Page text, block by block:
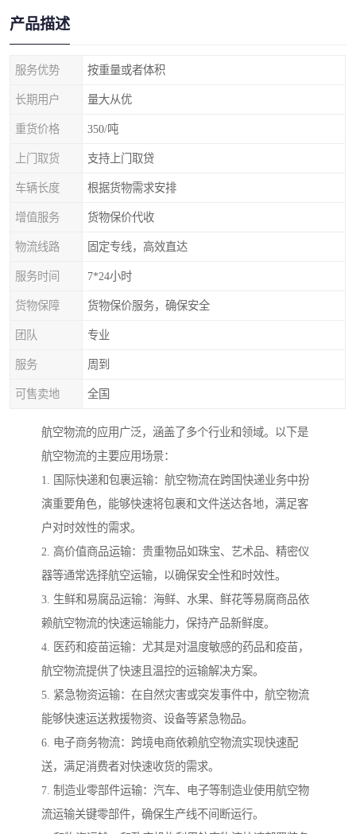
产品描述
服务优势 按重量或者体积
长期用户 量大从优
重货价格 350/吨
上门取货 支持上门取贷
车辆长度 根据货物需求安排
增值服务 货物保价代收
物流线路 固定专线，高效直达
服务时间 7*24小时
货物保障 货物保价服务，确保安全
团队 专业
服务 周到
可售卖地 全国
航空物流的应用广泛，涵盖了多个行业和领域。以下是
航空物流的主要应用场景：
1. 国际快递和包裹运输：航空物流在跨国快递业务中扮
演重要角色，能够快速将包裹和文件送达各地，满足客
户对时效性的需求。
2. 高价值商品运输：贵重物品如珠宝、艺术品、精密仪
器等通常选择航空运输，以确保安全性和时效性。
3. 生鲜和易腐品运输：海鲜、水果、鲜花等易腐商品依
赖航空物流的快速运输能力，保持产品新鲜度。
4. 医药和疫苗运输：尤其是对温度敏感的药品和疫苗，
航空物流提供了快速且温控的运输解决方案。
5. 紧急物资运输：在自然灾害或突发事件中，航空物流
能够快速运送救援物资、设备等紧急物品。
6. 电子商务物流：跨境电商依赖航空物流实现快速配
送，满足消费者对快速收货的需求。
7. 制造业零部件运输：汽车、电子等制造业使用航空物
流运输关键零部件，确保生产线不间断运行。